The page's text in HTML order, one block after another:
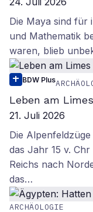
Die Maya sind für
und Mathematik
waren, blieb
BDW Plus
Leben am Limes
21. Juli 2026
Die
das Jahr 15 v.
Reichs nach
das…
ARCHÄOLOGIE